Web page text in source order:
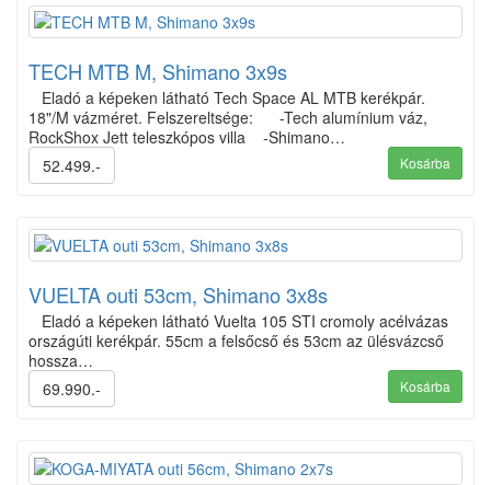
TECH MTB M, Shimano 3x9s
Eladó a képeken látható Tech Space AL MTB kerékpár.
18"/M vázméret. Felszereltsége: -Tech alumínium váz,
RockShox Jett teleszkópos villa -Shimano…
52.499.-
Kosárba
VUELTA outi 53cm, Shimano 3x8s
Eladó a képeken látható Vuelta 105 STI cromoly acélvázas
országúti kerékpár. 55cm a felsőcső és 53cm az ülésvázcső
hossza…
69.990.-
Kosárba